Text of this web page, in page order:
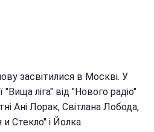
засвітилися в Москві. У
"Вища ліга" від "Нового радіо"
Ані Лорак, Світлана Лобода,
Стекло" і Йолка.